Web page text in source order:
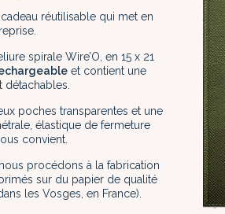
réutilisable qui met en
spirale Wire’O, en 15 x 21
et contient une
détachables.
poches transparentes et une
élastique de fermeture
convient.
procédons à la fabrication
sur du papier de qualité
les Vosges, en France).